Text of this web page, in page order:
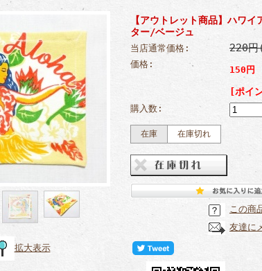
拡大表示
【アウトレット商品】ハワ
ター/ベージュ
当店通常価格: 220
価格:
150円
[ポイ
購入数:
在庫 在庫切れ
この商
友達に